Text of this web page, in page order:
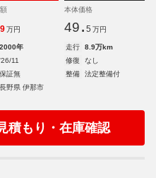
9 万円
本体価格
49. 5 万円
2000年 走行
8.9万km
'26/11 修復
なし
保証無 整備
法定整備付
長野県 伊那市
積もり・在庫確認